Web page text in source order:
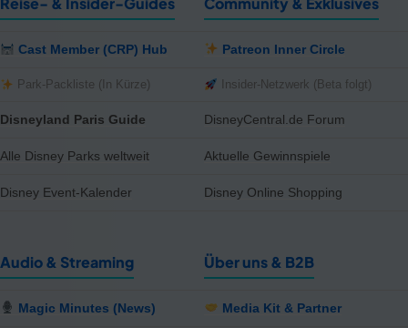
Cast Member (CRP) Hub
Park-Packliste (In Kürze)
Disneyland Paris Guide
Alle Disney Parks weltweit
Disney Event-Kalender
Patreon Inner Circle
Insider-Netzwerk (Beta folgt)
DisneyCentral.de Forum
Aktuelle Gewinnspiele
Disney Online Shopping
Audio & Streaming
Magic Minutes (News)
Über uns & B2B
Media Kit & Partner